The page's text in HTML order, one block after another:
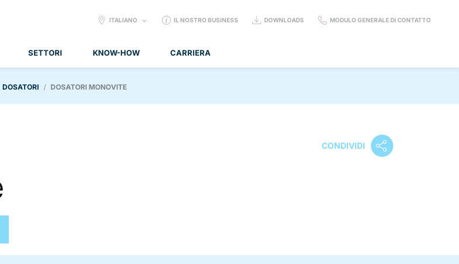
SETTORI KNOW-HOW CARRIERA
SELECT
ITALIANO IL NOSTRO BUSINESS DOWNLOADS MODULO GENERALE DI CONTATTO
DOSATORI DOSATORI MONOVITE
CONDIVIDI